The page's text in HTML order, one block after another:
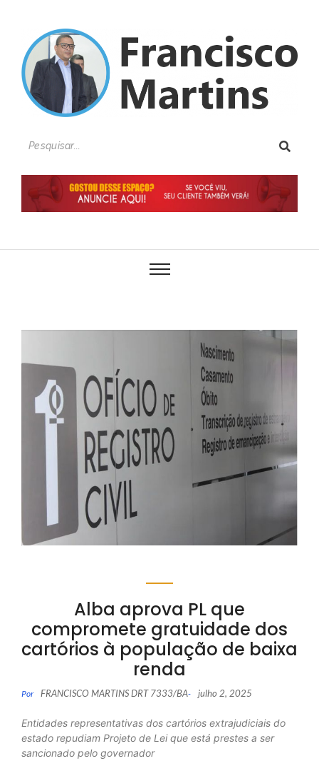
Alba aprova PL que
compromete gratuidade dos
cartórios à população de baixa
renda
Por FRANCISCO MARTINS DRT 7333/BA- julho 2, 2025
Entidades representativas dos cartórios extrajudiciais do
estado repudiam Projeto de Lei que está prestes a ser
sancionado pelo governador